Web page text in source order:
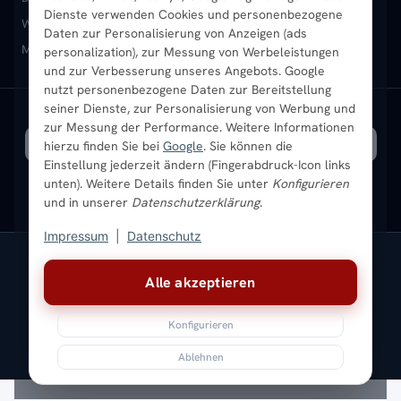
Alle akzeptieren
Konfigurieren
Ablehnen
Dienste verwenden Cookies und personenbezogene
Daten zur Personalisierung von Anzeigen (ads
personalization), zur Messung von Werbeleistungen
und zur Verbesserung unseres Angebots. Google
nutzt personenbezogene Daten zur Bereitstellung
seiner Dienste, zur Personalisierung von Werbung und
zur Messung der Performance. Weitere Informationen
hierzu finden Sie bei Google. Sie können die
Einstellung jederzeit ändern (Fingerabdruck-Icon links
unten). Weitere Details finden Sie unter Konfigurieren
und in unserer Datenschutzerklärung.
Impressum Datenschutz
Heizkörper-Zubehör
Montageservice vor Ort
Sendung verfolgen
Karriere
Ratgeber
Bestpreisgarantie
Newsletter
Aktuelle Angebote
Wandheizkörper Wohnraum-Heizkörper Badheizkörper Schwarz
Mischbetrieb-HeizkörperHeizkörper-ZubehörAktuelle Angebote
VERSAND MIT
* Alle Preise inkl. gesetzlicher USt. |Kostenloser Versand
Impressum AGBWiderrufsbelehrung
Versandkosten
BatteriegesetzSitemap